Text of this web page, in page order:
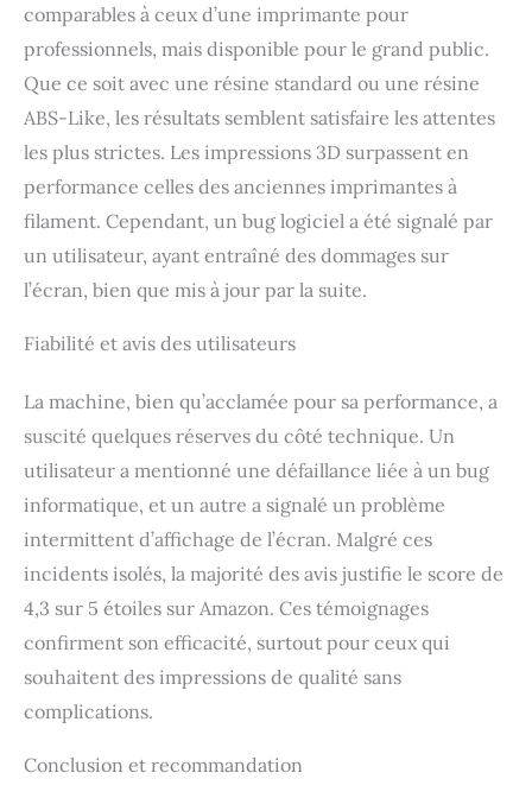
comparables à ceux d’une imprimante pour
professionnels, mais disponible pour le grand public.
Que ce soit avec une résine standard ou une résine
ABS-Like, les résultats semblent satisfaire les attentes
les plus strictes. Les impressions 3D surpassent en
performance celles des anciennes imprimantes à
filament. Cependant, un bug logiciel a été signalé par
un utilisateur, ayant entraîné des dommages sur
l’écran, bien que mis à jour par la suite.
Fiabilité et avis des utilisateurs
La machine, bien qu’acclamée pour sa performance, a
suscité quelques réserves du côté technique. Un
utilisateur a mentionné une défaillance liée à un bug
informatique, et un autre a signalé un problème
intermittent d’affichage de l’écran. Malgré ces
incidents isolés, la majorité des avis justifie le score de
4,3 sur 5 étoiles sur Amazon. Ces témoignages
confirment son efficacité, surtout pour ceux qui
souhaitent des impressions de qualité sans
complications.
Conclusion et recommandation